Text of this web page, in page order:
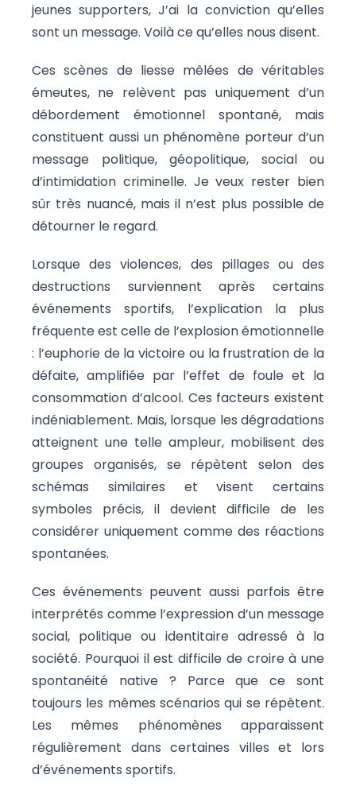
jeunes supporters, J’ai la conviction qu’elles
sont un message. Voilà ce qu’elles nous disent.
Ces scènes de liesse mêlées de véritables
émeutes, ne relèvent pas uniquement d’un
débordement émotionnel spontané, mais
constituent aussi un phénomène porteur d’un
message politique, géopolitique, social ou
d’intimidation criminelle. Je veux rester bien
sûr très nuancé, mais il n’est plus possible de
détourner le regard.
Lorsque des violences, des pillages ou des
destructions surviennent après certains
événements sportifs, l’explication la plus
fréquente est celle de l’explosion émotionnelle
: l’euphorie de la victoire ou la frustration de la
défaite, amplifiée par l’effet de foule et la
consommation d’alcool. Ces facteurs existent
indéniablement. Mais, lorsque les dégradations
atteignent une telle ampleur, mobilisent des
groupes organisés, se répètent selon des
schémas similaires et visent certains
symboles précis, il devient difficile de les
considérer uniquement comme des réactions
spontanées.
Ces événements peuvent aussi parfois être
interprétés comme l’expression d’un message
social, politique ou identitaire adressé à la
société. Pourquoi il est difficile de croire à une
spontanéité native ? Parce que ce sont
toujours les mêmes scénarios qui se répètent.
Les mêmes phénomènes apparaissent
régulièrement dans certaines villes et lors
d’événements sportifs.